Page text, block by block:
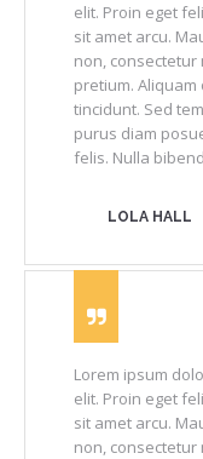
elit. Proin eget
sit amet arcu.
non, consectetur
pretium.
tincidunt. Sed
purus diam
felis. Nulla
LOLA HALL
Lorem ipsum
elit. Proin eget
sit amet arcu.
non, consectetur